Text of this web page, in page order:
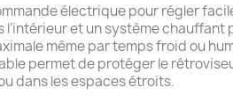
électrique pour régler
l’intérieur et un système chauffant
même par temps froid ou
permet de protéger le
dans les espaces étroits.